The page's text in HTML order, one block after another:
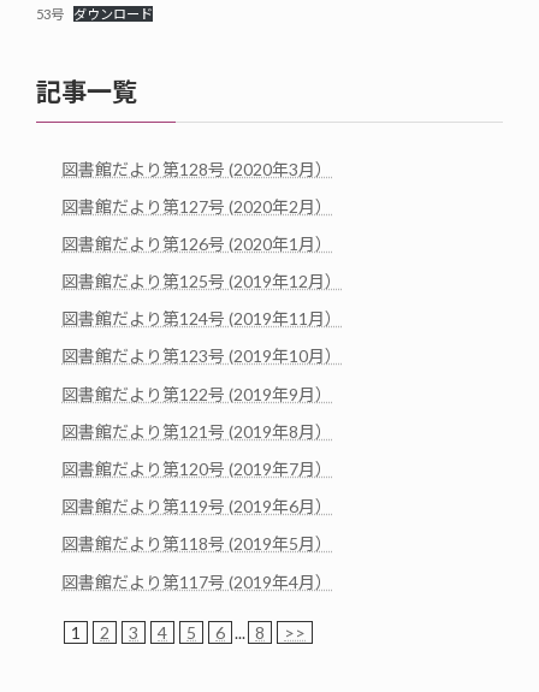
53号 ダウンロード
記事一覧
図書館だより第128号 (2020年3月）
図書館だより第127号 (2020年2月）
図書館だより第126号 (2020年1月）
図書館だより第125号 (2019年12月）
図書館だより第124号 (2019年11月）
図書館だより第123号 (2019年10月）
図書館だより第122号 (2019年9月）
図書館だより第121号 (2019年8月）
図書館だより第120号 (2019年7月）
図書館だより第119号 (2019年6月）
図書館だより第118号 (2019年5月）
図書館だより第117号 (2019年4月）
1 2 3 4 5 6 ... 8 >>